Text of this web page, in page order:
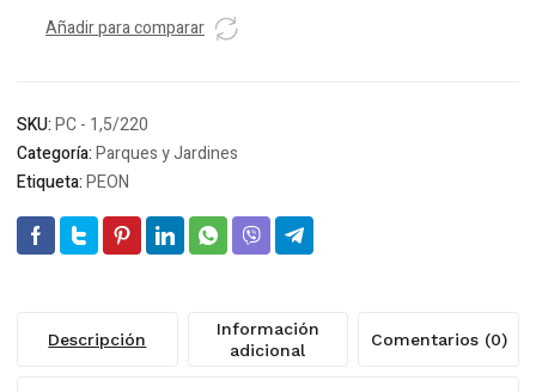
Añadir para comparar
SKU:PC - 1,5/220
Categoría:Parques y Jardines
Etiqueta:PEON
Descripción
Información
adicional
Comentarios (0)